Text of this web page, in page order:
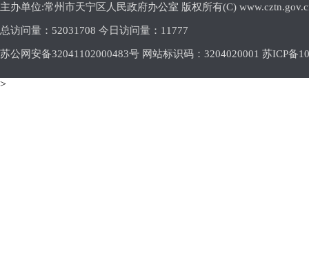
主办单位:常州市天宁区人民政府办公室 版权所有(C)
总访问量： 52031708 今日访问量： 11777
苏公网安备32041102000483号 网站标识码：3204020001 苏ICP备
>